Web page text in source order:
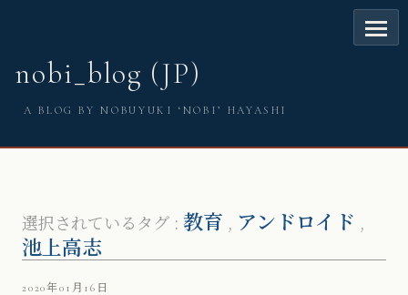
nobi_blog (JP)
A BLOG BY NOBUYUKI ‘NOBI’ HAYASHI
選択されているタグ : 教育 , アンドロイド ,
池上高志
2020年01月16日